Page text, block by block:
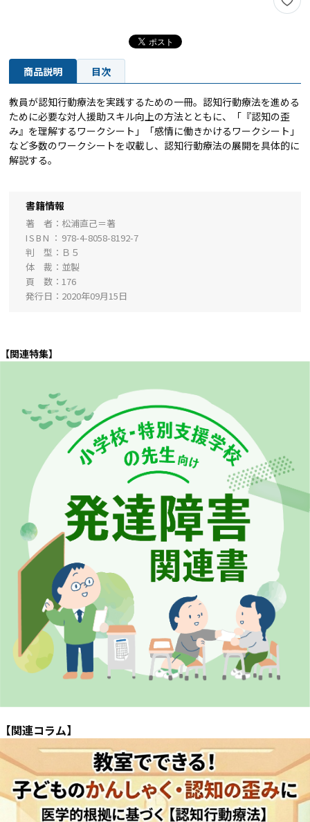
商品説明 目次
教員が認知行動療法を実践するための一冊。認知行動療法を進める
ために必要な対人援助スキル向上の方法とともに、「『認知の歪
み』を理解するワークシート」「感情に働きかけるワークシート」
など多数のワークシートを収載し、認知行動療法の展開を具体的に
解説する。
書籍情報
著 者
松浦直己＝著
ISBN
978-4-8058-8192-7
判 型
Ｂ５
体 裁
並製
頁 数
176
発行日
2020年09月15日
【関連特集】
【関連コラム】